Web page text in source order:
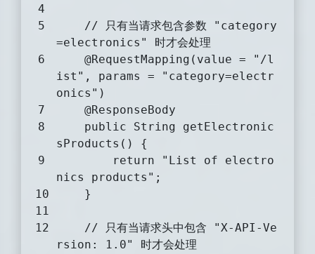
// 只有当请求包含参数 "category
=electronics" 时才会处理
@RequestMapping(value = "/l
ist", params = "category=electr
onics")
@ResponseBody
public String getElectronic
sProducts ()
{
return
"List of electro
nics products" ;
    }
// 只有当请求头中包含 "X-API-Ve
rsion: 1.0" 时才会处理